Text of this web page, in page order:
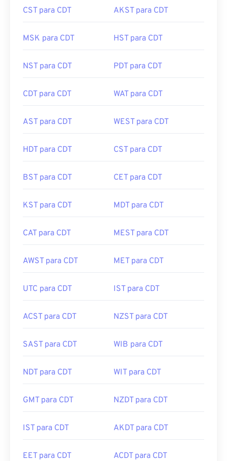
CST para CDT AKST para CDT
MSK para CDT HST para CDT
NST para CDT PDT para CDT
CDT para CDT WAT para CDT
AST para CDT WEST para CDT
HDT para CDT CST para CDT
BST para CDT CET para CDT
KST para CDT MDT para CDT
CAT para CDT MEST para CDT
AWST para CDT MET para CDT
UTC para CDT IST para CDT
ACST para CDT NZST para CDT
SAST para CDT WIB para CDT
NDT para CDT WIT para CDT
GMT para CDT NZDT para CDT
IST para CDT AKDT para CDT
EET para CDT ACDT para CDT